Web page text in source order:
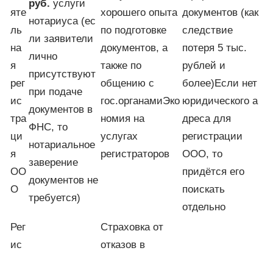
яте
ль
на
я
рег
ис
тра
ци
я
ОО
О
руб. услуги
нотариуса (ес
ли заявители
лично
присутствуют
при подаче
документов в
ФНС, то
нотариальное
заверение
документов не
требуется)
хорошего опыта
по подготовке
документов, а
также по
общению с
гос.органамиЭко
номия на
услугах
регистраторов
документов (как
следствие
потеря 5 тыс.
рублей и
более)Если нет
юридического а
дреса для
регистрации
ООО, то
придётся его
поискать
отдельно
Рег
ис
Страховка от
отказов в